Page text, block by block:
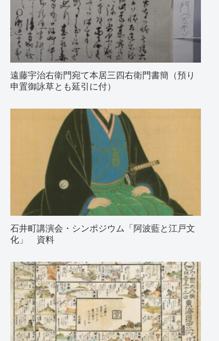
遠藤宇治右衛門宛て本居三四右衛門書簡（預り
申置御詠草とも延引に付）
石井町講演会・シンポジウム「阿波藍と江戸文
化」 資料